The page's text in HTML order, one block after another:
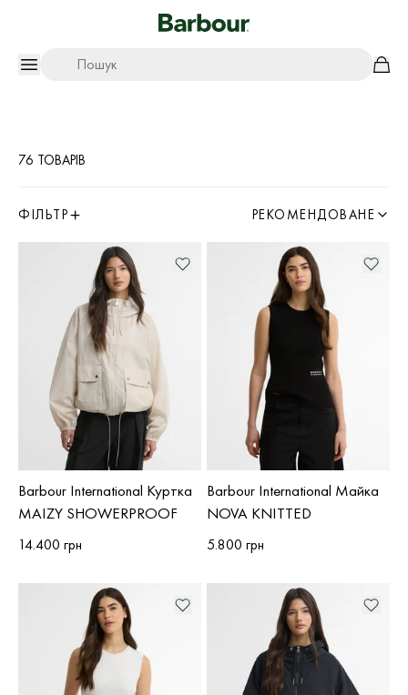
Пошук
76 ТОВАРІВ
ФІЛЬТР РЕКОМЕНДОВАНЕ
Barbour International Куртка
MAIZY SHOWERPROOF
14.400 грн
Barbour International Майка
NOVA KNITTED
5.800 грн